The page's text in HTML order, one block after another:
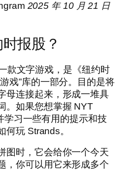
2025 年 10 月 21 日
报股？
款文字游戏，是《纽约时
戏”库的一部分。目的是将
母连接起来，形成一堆具
。如果您想掌握 NYT
学习一些有用的提示和技
何玩 Strands。
图时，它会给你一个今天
，你可以用它来形成多个